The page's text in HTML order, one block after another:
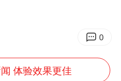
错失宇树
5万小车卖不动 微型代步车集体遇冷
卫生间补漏注胶花1.55万
驰妈妈现身香港首映礼
0
体验效果更佳